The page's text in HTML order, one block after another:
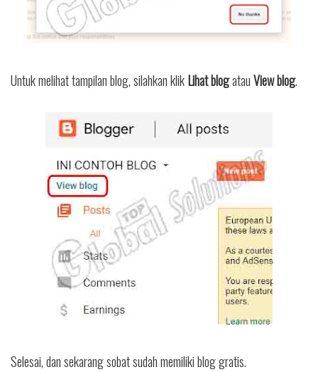
Untuk melihat tampilan blog, silahkan klikLihat blogatauView blog.
Selesai, dan sekarang sobat sudah memiliki blog gratis.